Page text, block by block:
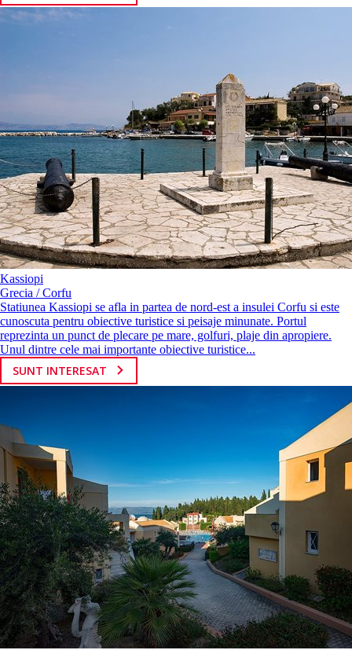
Kassiopi
Grecia / Corfu
Statiunea Kassiopi se afla in partea de nord-est a insulei Corfu si este
cunoscuta pentru obiective turistice si peisaje minunate. Portul
reprezinta un punct de plecare pe mare, golfuri, plaje din apropiere.
Unul dintre cele mai importante obiective turistice...
SUNT INTERESAT